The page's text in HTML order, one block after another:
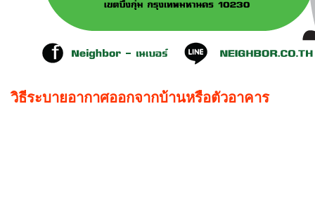
วิธีระบายอากาศออกจากบ้านหรือตัวอาคาร